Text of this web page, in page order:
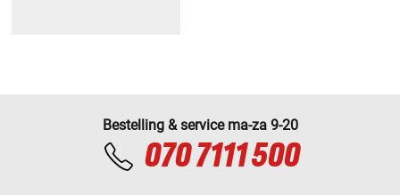
Bestelling & service ma-za 9-20
070 7111 500